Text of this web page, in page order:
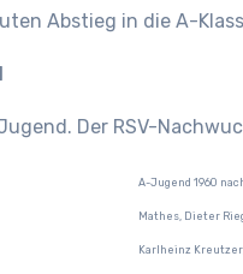
Abstieg in die A-
Der RSV-
A-Jugend 1960
Mathes, Dieter
Karlheinz